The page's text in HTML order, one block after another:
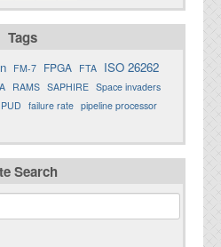
Tags
FM-7 FPGA FTA ISO 26262
RAMS SAPHIRE Space invaders
failure rate pipeline processor
Search